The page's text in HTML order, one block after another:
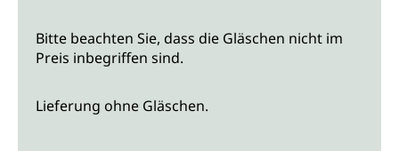
Bitte beachten Sie, dass die Gläschen nicht im
Preis inbegriffen sind.
Lieferung ohne Gläschen.